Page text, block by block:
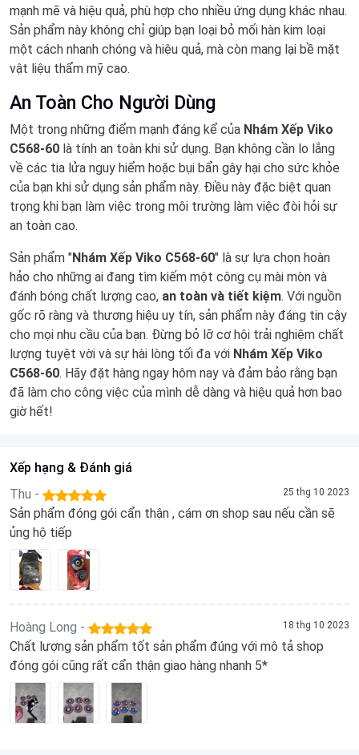
mạnh mẽ và hiệu quả, phù hợp cho nhiều ứng dụng khác nhau.
Sản phẩm này không chỉ giúp bạn loại bỏ mối hàn kim loại
một cách nhanh chóng và hiệu quả, mà còn mang lại bề mặt
vật liệu thẩm mỹ cao.
An Toàn Cho Người Dùng
Một trong những điểm mạnh đáng kể của Nhám Xếp Viko
C568-60 là tính an toàn khi sử dụng. Bạn không cần lo lắng
về các tia lửa nguy hiểm hoặc bụi bẩn gây hại cho sức khỏe
của bạn khi sử dụng sản phẩm này. Điều này đặc biệt quan
trọng khi bạn làm việc trong môi trường làm việc đòi hỏi sự
an toàn cao.
Sản phẩm "Nhám Xếp Viko C568-60" là sự lựa chọn hoàn
hảo cho những ai đang tìm kiếm một công cụ mài mòn và
đánh bóng chất lượng cao, an toàn và tiết kiệm. Với nguồn
gốc rõ ràng và thương hiệu uy tín, sản phẩm này đáng tin cậy
cho mọi nhu cầu của bạn. Đừng bỏ lỡ cơ hội trải nghiệm chất
lượng tuyệt vời và sự hài lòng tối đa với Nhám Xếp Viko
C568-60. Hãy đặt hàng ngay hôm nay và đảm bảo rằng bạn
đã làm cho công việc của mình dễ dàng và hiệu quả hơn bao
giờ hết!
Xếp hạng & Đánh giá
Thu -
25 thg 10 2023
Sản phẩm đóng gói cẩn thận , cám ơn shop sau nếu cần sẽ
ủng hộ tiếp
Hoàng Long - 18 thg 10 2023
Chất lượng sản phẩm tốt sản phẩm đúng với mô tả shop
đóng gói cũng rất cẩn thận giao hàng nhanh 5*